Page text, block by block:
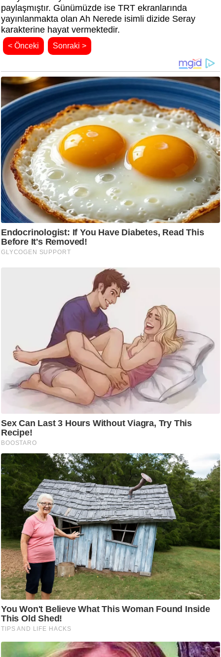
paylaşmıştır. Günümüzde ise TRT ekranlarında
yayınlanmakta olan Ah Nerede isimli dizide Seray
karakterine hayat vermektedir.
< Önceki Sonraki >